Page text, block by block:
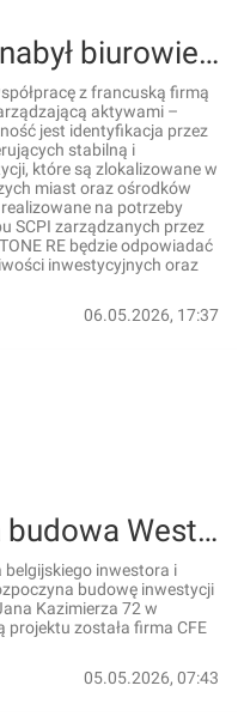
Francuski inwestor nabył biurowiec w Krakowie
z francuską firmą
aktywami –
jest identyfikacja przez
stabilną i
które są zlokalizowane w
miast oraz ośrodków
na potrzeby
SCPI zarządzanych przez
RE będzie odpowiadać
inwestycyjnych oraz
06.05.2026, 17:37
W Warszawie rusza budowa Westo Wola [WIZUALIZACJE]
belgijskiego inwestora i
budowę inwestycji
Kazimierza 72 w
została firma CFE
05.05.2026, 07:43